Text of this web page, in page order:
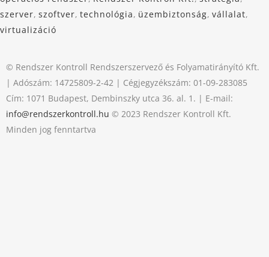
szerver, szoftver, technológia, üzembiztonság, vállalat,
virtualizáció
© Rendszer Kontroll Rendszerszervező és Folyamatirányító Kft.
| Adószám: 14725809-2-42 | Cégjegyzékszám: 01-09-283085
Cím: 1071 Budapest, Dembinszky utca 36. al. 1. | E-mail:
info@rendszerkontroll.hu © 2023 Rendszer Kontroll Kft.
Minden jog fenntartva